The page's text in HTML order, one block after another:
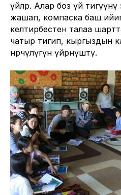
үйлөр. Алар боз үй тигүүнү
жашап, компаска баш
келтирбестен талаа
чатыр тигип, кыргыздын
өнөрчүлүгүн үйрөнүштү.